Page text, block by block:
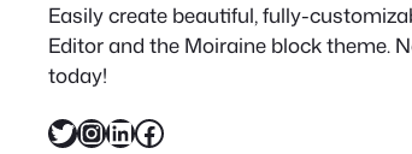
Easily create beautiful, fully-
Editor and the Moiraine block theme.
today!
X InstagramLinkedIn Facebook